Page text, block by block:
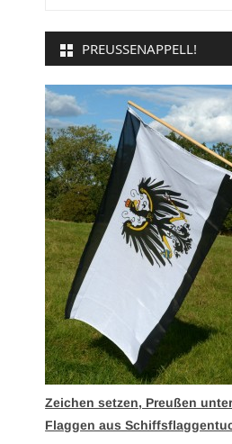
PREUSSENAPPELL!
Zeichen setzen, Preußen
Flaggen aus